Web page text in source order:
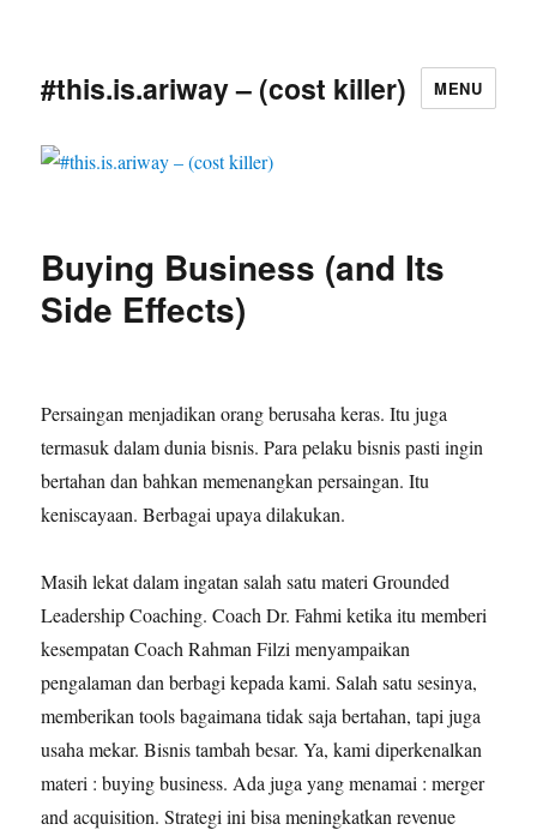
#this.is.ariway – (cost killer) MENU
Buying Business (and Its
Side Effects)
Persaingan menjadikan orang berusaha keras. Itu juga
termasuk dalam dunia bisnis. Para pelaku bisnis pasti ingin
bertahan dan bahkan memenangkan persaingan. Itu
keniscayaan. Berbagai upaya dilakukan.
Masih lekat dalam ingatan salah satu materi Grounded
Leadership Coaching. Coach Dr. Fahmi ketika itu memberi
kesempatan Coach Rahman Filzi menyampaikan
pengalaman dan berbagi kepada kami. Salah satu sesinya,
memberikan tools bagaimana tidak saja bertahan, tapi juga
usaha mekar. Bisnis tambah besar. Ya, kami diperkenalkan
materi : buying business. Ada juga yang menamai : merger
and acquisition. Strategi ini bisa meningkatkan revenue